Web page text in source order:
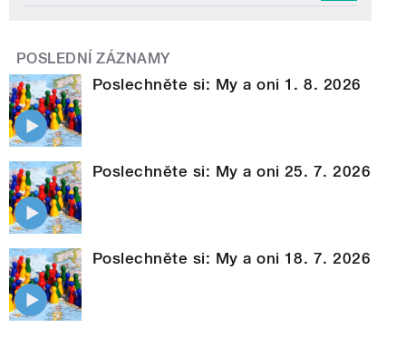
POSLEDNÍ ZÁZNAMY
Poslechněte si: My a oni 1. 8. 2026
Poslechněte si: My a oni 25. 7. 2026
Poslechněte si: My a oni 18. 7. 2026